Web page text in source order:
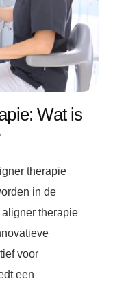
Wat is
therapie
in de
therapie
voor
een